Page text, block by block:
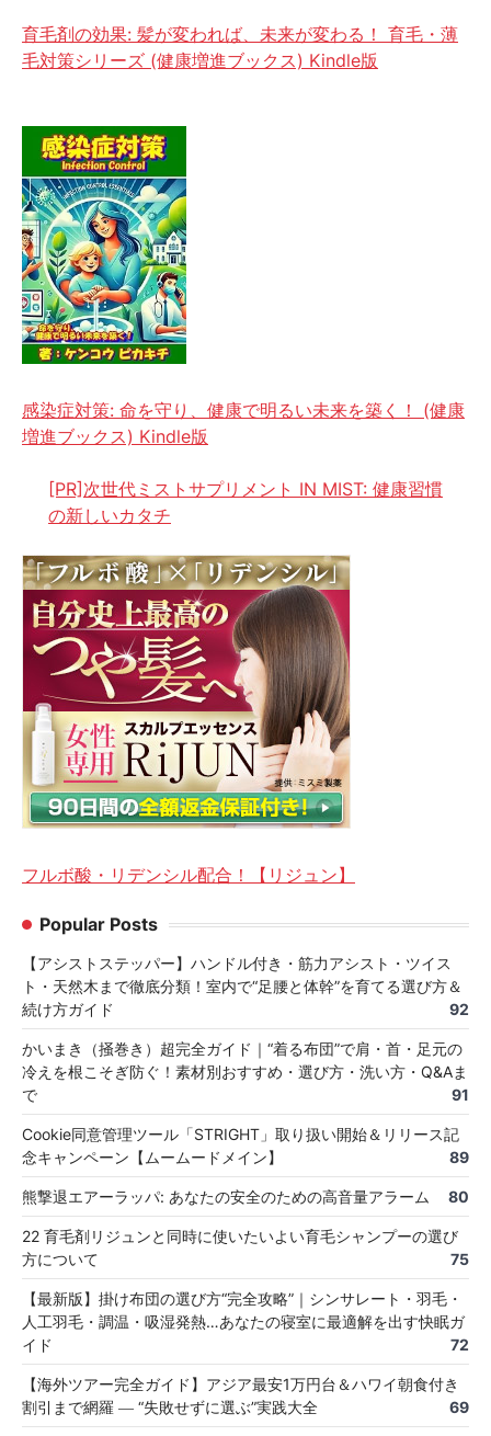
育毛剤の効果: 髪が変われば、未来が変わる！ 育毛・薄
毛対策シリーズ (健康増進ブックス) Kindle版
感染症対策: 命を守り、健康で明るい未来を築く！ (健康
増進ブックス) Kindle版
[PR]次世代ミストサプリメント IN MIST: 健康習慣
の新しいカタチ
フルボ酸・リデンシル配合！【リジュン】
Popular Posts
【アシストステッパー】ハンドル付き・筋力アシスト・ツイス
ト・天然木まで徹底分類！室内で“足腰と体幹”を育てる選び方＆
続け方ガイド
92
かいまき（掻巻き）超完全ガイド｜“着る布団”で肩・首・足元の
冷えを根こそぎ防ぐ！素材別おすすめ・選び方・洗い方・Q&Aま
で
91
Cookie同意管理ツール「STRIGHT」取り扱い開始＆リリース記
念キャンペーン【ムームードメイン】
89
熊撃退エアーラッパ: あなたの安全のための高音量アラーム 80
22 育毛剤リジュンと同時に使いたいよい育毛シャンプーの選び
方について
75
【最新版】掛け布団の選び方“完全攻略”｜シンサレート・羽毛・
人工羽毛・調温・吸湿発熱…あなたの寝室に最適解を出す快眠ガ
イド
72
【海外ツアー完全ガイド】アジア最安1万円台＆ハワイ朝食付き
割引まで網羅 ― “失敗せずに選ぶ”実践大全
69